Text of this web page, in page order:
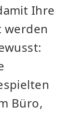
Ihre
werden
Büro,